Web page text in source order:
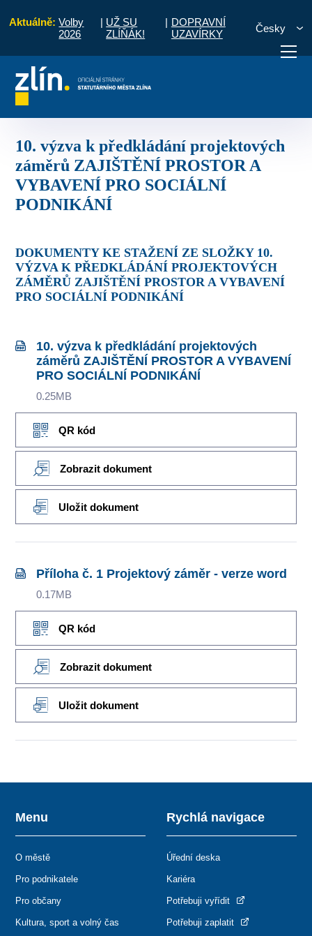
Aktuálně: Volby
2026
| UŽ SU
ZLÍŇÁK!
| DOPRAVNÍ
UZAVÍRKY
Česky
Potřebuji zaplatit Diskuzní
10. výzva k předkládání projektových
záměrů ZAJIŠTĚNÍ PROSTOR A
VYBAVENÍ PRO SOCIÁLNÍ
PODNIKÁNÍ
DOKUMENTY KE STAŽENÍ ZE SLOŽKY 10.
VÝZVA K PŘEDKLÁDÁNÍ PROJEKTOVÝCH
ZÁMĚRŮ ZAJIŠTĚNÍ PROSTOR A VYBAVENÍ
PRO SOCIÁLNÍ PODNIKÁNÍ
10. výzva k předkládání projektových
záměrů ZAJIŠTĚNÍ PROSTOR A VYBAVENÍ
PRO SOCIÁLNÍ PODNIKÁNÍ
0.25MB
QR kód
Zobrazit dokument
Uložit dokument
Příloha č. 1 Projektový záměr - verze word
0.17MB
QR kód
Zobrazit dokument
Uložit dokument
Menu
O městě
Pro podnikatele
Pro občany
Kultura, sport a volný čas
Rychlá navigace
Úřední deska
Kariéra
Potřebuji vyřídit
Potřebuji zaplatit